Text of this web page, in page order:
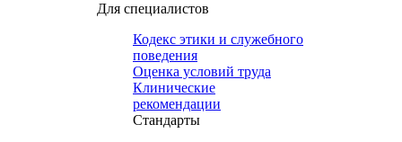
Для специалистов
Кодекс этики и служебного
поведения
Оценка условий труда
Клинические
рекомендации
Cтандарты